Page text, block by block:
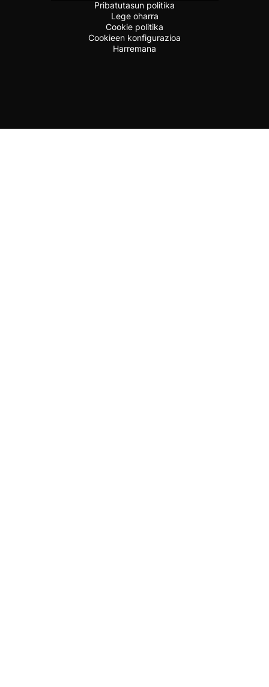
Pribatutasun politika
Lege oharra
Cookie politika
Cookieen konfigurazioa
Harremana